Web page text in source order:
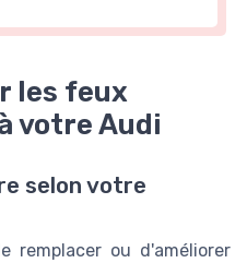
les feux
votre Audi
selon votre
remplacer ou d'améliorer